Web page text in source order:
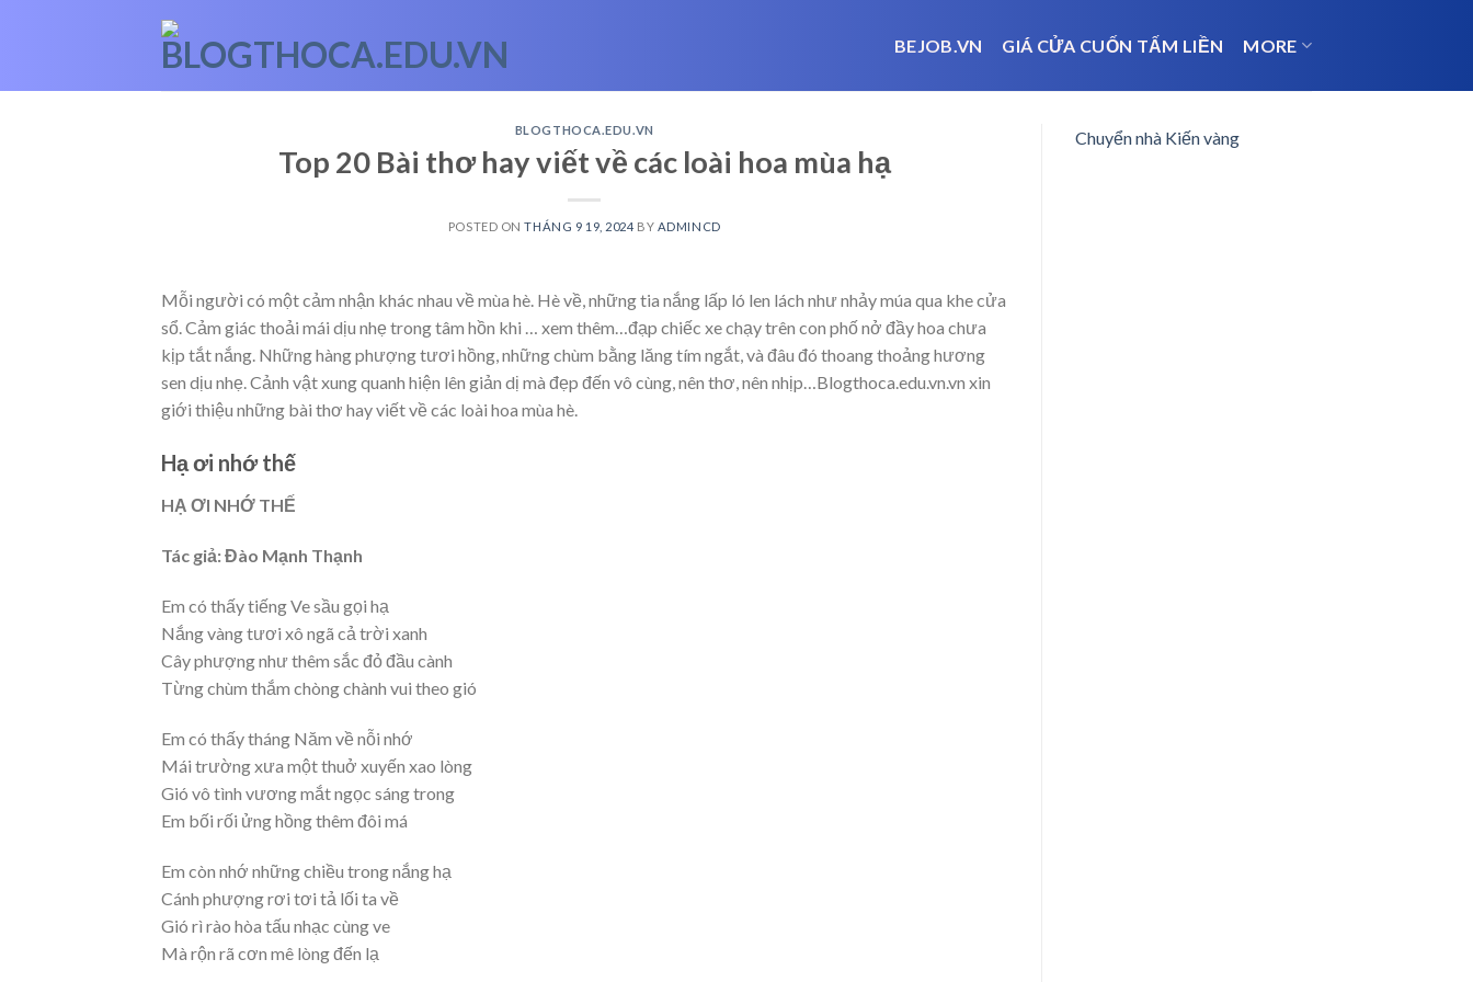
BEJOB.VN GIÁ CỬA CUỐN TẤM LIỀN MORE
BLOGTHOCA.EDU.VN
Top 20 Bài thơ hay viết về các loài hoa mùa hạ
POSTED ONTHÁNG 9 19, 2024 BY ADMINCD
Mỗi người có một cảm nhận khác nhau về mùa hè. Hè về, những tia nắng lấp ló len lách như nhảy múa qua khe cửa
sổ. Cảm giác thoải mái dịu nhẹ trong tâm hồn khi
… xem thêm… đạp chiếc xe chạy trên con phố nở đầy hoa chưa
kịp tắt nắng. Những hàng phượng tươi hồng, những chùm bằng lăng tím ngắt, và đâu đó thoang thoảng hương
sen dịu nhẹ. Cảnh vật xung quanh hiện lên giản dị mà đẹp đến vô cùng, nên thơ, nên nhịp…Blogthoca.edu.vn.vn xin
giới thiệu những bài thơ hay viết về các loài hoa mùa hè.
Hạ ơi nhớ thế
HẠ ƠI NHỚ THẾ
Tác giả: Đào Mạnh Thạnh
Em có thấy tiếng Ve sầu gọi hạ
Nắng vàng tươi xô ngã cả trời xanh
Cây phượng như thêm sắc đỏ đầu cành
Từng chùm thắm chòng chành vui theo gió
Em có thấy tháng Năm về nỗi nhớ
Mái trường xưa một thuở xuyến xao lòng
Gió vô tình vương mắt ngọc sáng trong
Em bối rối ửng hồng thêm đôi má
Em còn nhớ những chiều trong nắng hạ
Cánh phượng rơi tơi tả lối ta về
Gió rì rào hòa tấu nhạc cùng ve
Mà rộn rã cơn mê lòng đến lạ
Chuyển nhà Kiến vàng